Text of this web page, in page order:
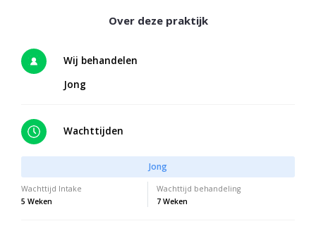
Wij behandelen
Jong
Wachttijden
Jong
Wachttijd Intake
Wachttijd behandeling
5 Weken
7 Weken